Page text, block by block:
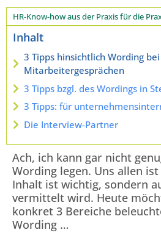
HR-Know-how aus der Praxis für die
Inhalt
3 Tipps hinsichtlich Wording bei
Mitarbeitergesprächen
3 Tipps bzgl. des Wordings in
3 Tipps: für
Die Interview-Partner
Ach, ich kann gar nicht
Wording legen. Uns allen
Inhalt ist wichtig, sondern
vermittelt wird. Heute
konkret 3 Bereiche
Wording …